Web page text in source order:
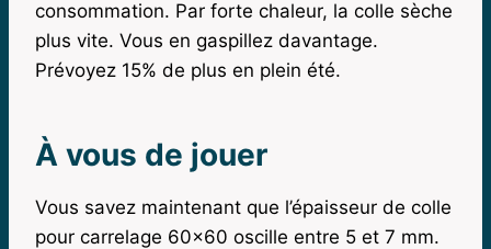
consommation. Par forte chaleur, la colle sèche
plus vite. Vous en gaspillez davantage.
Prévoyez 15% de plus en plein été.
À vous de jouer
Vous savez maintenant que l’épaisseur de colle
pour carrelage 60×60 oscille entre 5 et 7 mm.